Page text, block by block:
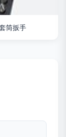
筒扳手